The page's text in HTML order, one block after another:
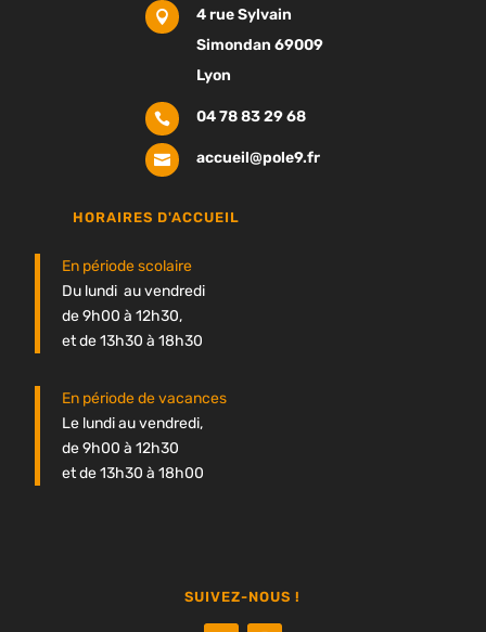

4 rue Sylvain
Simondan 69009
Lyon
 04 78 83 29 68
 accueil@pole9.fr
HORAIRES D'ACCUEIL
En période scolaire
Du lundi au vendredi
de 9h00 à 12h30,
et de 13h30 à 18h30
En période de vacances
Le lundi au vendredi,
de 9h00 à 12h30
et de 13h30 à 18h00
SUIVEZ-NOUS !